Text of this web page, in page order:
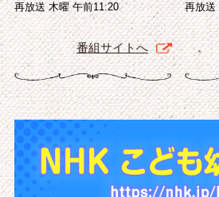
再放送 木曜 午前11:20
番組サイトへ
再放送